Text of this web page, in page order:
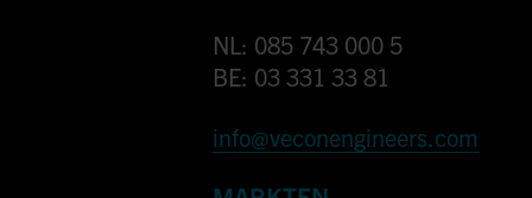
NL: 085 743 000 5
BE: 03 331 33 81
info@veconengineers.com